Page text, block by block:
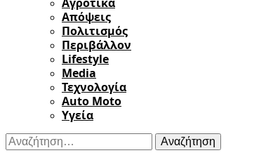
Απόψεις
Πολιτισμός
Περιβάλλον
Lifestyle
Media
Τεχνολογία
Auto Moto
Υγεία
Αναζήτηση
για: